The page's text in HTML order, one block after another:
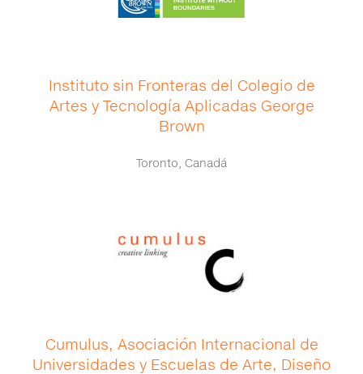
Instituto sin Fronteras del Colegio de
Artes y Tecnología Aplicadas George
Brown
Toronto, Canadá
Cumulus, Asociación Internacional de
Universidades y Escuelas de Arte, Diseño